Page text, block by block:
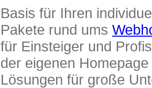
Basis für Ihren
Pakete rund ums
für Einsteiger und
der eigenen
Lösungen für große